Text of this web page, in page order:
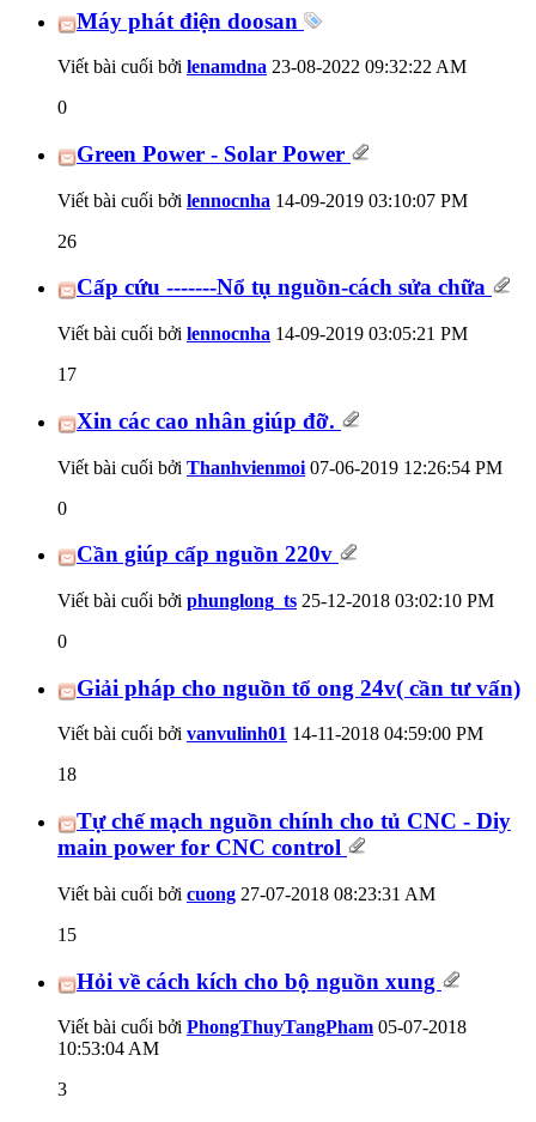
Máy phát điện doosan
Viết bài cuối bởi lenamdna 23-08-2022 09:32:22 AM
0
Green Power - Solar Power
Viết bài cuối bởi lennocnha 14-09-2019 03:10:07 PM
26
Cấp cứu -------Nổ tụ nguồn-cách sửa chữa
Viết bài cuối bởi lennocnha 14-09-2019 03:05:21 PM
17
Xin các cao nhân giúp đỡ.
Viết bài cuối bởi Thanhvienmoi 07-06-2019 12:26:54 PM
0
Cần giúp cấp nguồn 220v
Viết bài cuối bởi phunglong_ts 25-12-2018 03:02:10 PM
0
Giải pháp cho nguồn tổ ong 24v( cần tư vấn)
Viết bài cuối bởi vanvulinh01 14-11-2018 04:59:00 PM
18
Tự chế mạch nguồn chính cho tủ CNC - Diy
main power for CNC control
Viết bài cuối bởi cuong 27-07-2018 08:23:31 AM
15
Hỏi về cách kích cho bộ nguồn xung
Viết bài cuối bởi PhongThuyTangPham 05-07-2018
10:53:04 AM
3